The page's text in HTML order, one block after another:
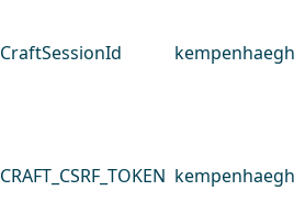
CraftSessionId
CRAFT_CSRF_TOKEN